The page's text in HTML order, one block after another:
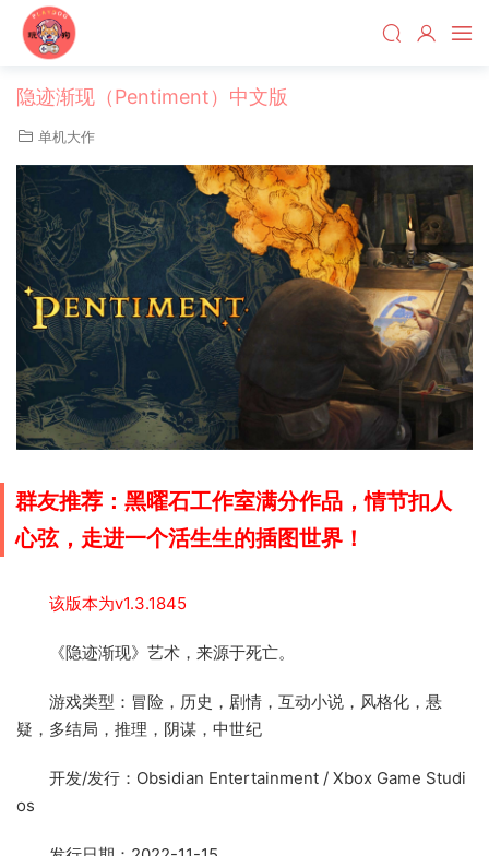
隐迹渐现（Pentiment）中文版
单机大作
群友推荐：黑曜石工作室满分作品，情节扣人
心弦，走进一个活生生的插图世界！
该版本为v1.3.1845
《隐迹渐现》艺术，来源于死亡。
游戏类型：冒险，历史，剧情，互动小说，风格化，悬
疑，多结局，推理，阴谋，中世纪
开发/发行：Obsidian Entertainment / Xbox Game Studi
os